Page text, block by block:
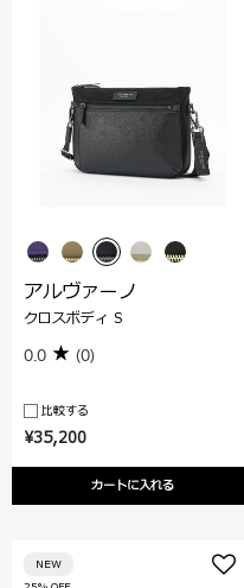
¥35,200
カートに入れる
アルヴァーノ
クロスボディ S
0.0 (0)
比較する
NEW